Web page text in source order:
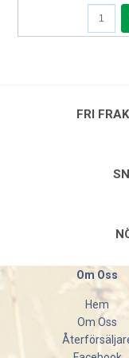
exceptionellt lång
och slitage. Den
Den starka,
robusta,
FRI
Om Oss
Hem
Om Oss